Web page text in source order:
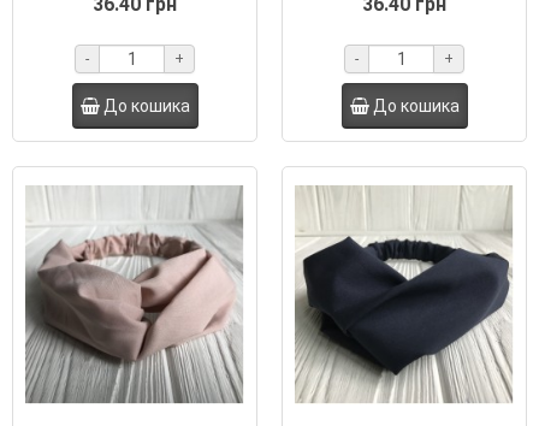
- +
До кошика
- +
До кошика